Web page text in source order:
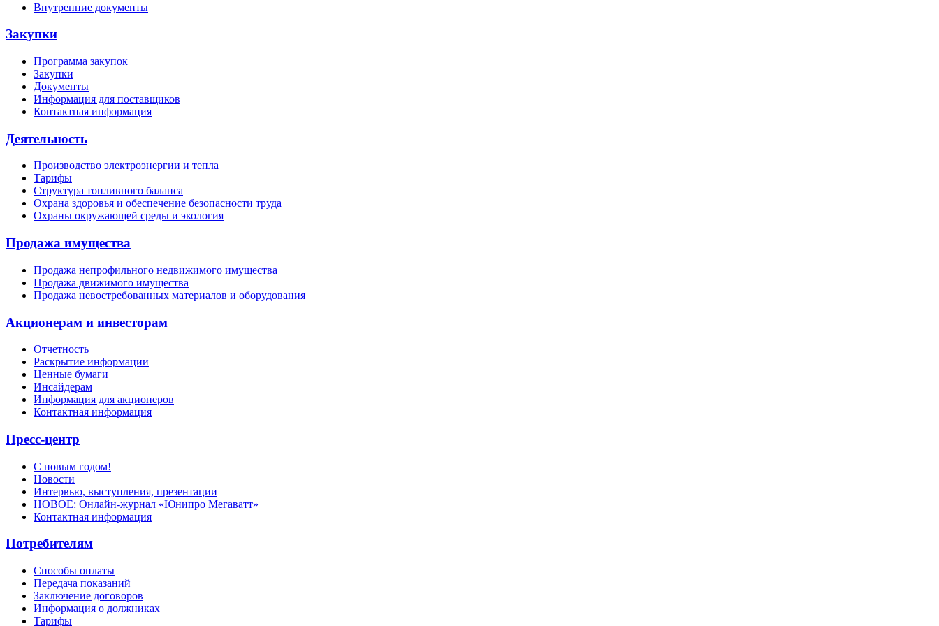
Внутренние документы
Закупки
Программа закупок
Закупки
Документы
Информация для поставщиков
Контактная информация
Деятельность
Производство электроэнергии и тепла
Тарифы
Структура топливного баланса
Охрана здоровья и обеспечение безопасности труда
Охраны окружающей среды и экология
Продажа имущества
Продажа непрофильного недвижимого имущества
Продажа движимого имущества
Продажа невостребованных материалов и оборудования
Акционерам и инвесторам
Отчетность
Раскрытие информации
Ценные бумаги
Инсайдерам
Информация для акционеров
Контактная информация
Пресс-центр
С новым годом!
Новости
Интервью, выступления, презентации
НОВОЕ: Онлайн-журнал «Юнипро Мегаватт»
Контактная информация
Потребителям
Способы оплаты
Передача показаний
Заключение договоров
Информация о должниках
Тарифы